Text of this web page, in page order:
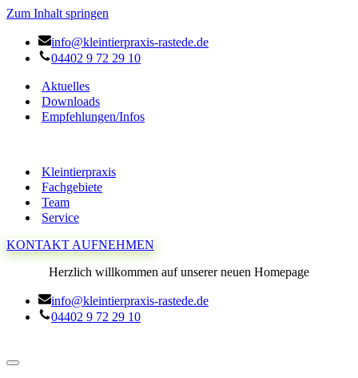
Zum Inhalt springen
info@kleintierpraxis-rastede.de
04402 9 72 29 10
Aktuelles
Downloads
Empfehlungen/Infos
Kleintierpraxis
Fachgebiete
Team
Service
KONTAKT AUFNEHMEN
Herzlich willkommen auf unserer neuen Homepage
info@kleintierpraxis-rastede.de
04402 9 72 29 10
Navigationsmenü